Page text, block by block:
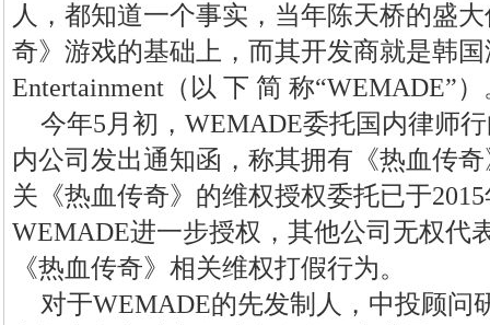
人，都知道一个事实，当年陈天桥的盛
奇》游戏的基础上，而其开发商就是韩国
Entertainment（以 下 简 称“WEMADE”）
今年5月初，WEMADE委托国内律师
内公司发出通知函，称其拥有《热血传
关《热血传奇》的维权授权委托已于
WEMADE进一步授权，其他公司无权代
《热血传奇》相关维权打假行为。
对于WEMADE的先发制人，中投顾问